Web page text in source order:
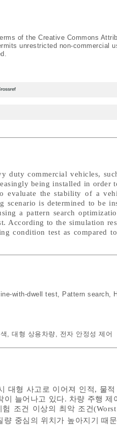
of the Creative Commons
unrestricted non-commercial
duty commercial vehicles,
being installed in order
evaluate the stability of a
scenario is determined to be
a pattern search
According to the simulation
condition test as compared
with-dwell test, Pattern search,
, 대형 상용차량, 전자 안정성 제어
대형 사고로 이어져 인적, 물
늘어나고 있다. 차량 주행 제
조건 이상의 최악 조건
중심의 위치가 높아지기 때